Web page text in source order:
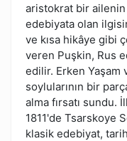
aristokrat bir
edebiyata olan
ve kısa hikâye gibi
veren Puşkin, Rus
edilir. Erken Yaşam
soylularının bir
alma fırsatı sundu.
1811'de Tsarskoye
klasik edebiyat,